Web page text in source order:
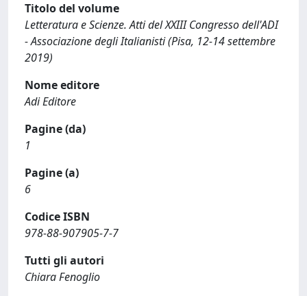
Titolo del volume
Letteratura e Scienze. Atti del XXIII Congresso dell'ADI
- Associazione degli Italianisti (Pisa, 12-14 settembre
2019)
Nome editore
Adi Editore
Pagine (da)
1
Pagine (a)
6
Codice ISBN
978-88-907905-7-7
Tutti gli autori
Chiara Fenoglio